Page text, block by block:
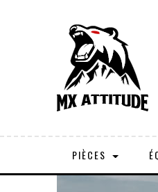
PIÈCES